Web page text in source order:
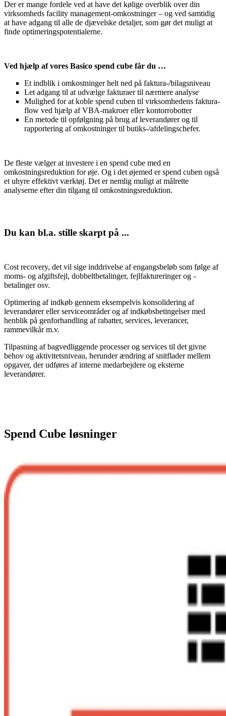
Der er mange fordele ved at have det kølige overblik over din
virksomheds facility management-omkostninger – og ved samtidig
at have adgang til alle de djævelske detaljer, som gør det muligt at
finde optimeringspotentialerne.
Ved hjælp af vores Basico spend cube får du …
Et indblik i omkostninger helt ned på faktura-/bilagsniveau
Let adgang til at udvælge fakturaer til nærmere analyse
Mulighed for at koble spend cuben til virksomhedens faktura-
flow ved hjælp af VBA-makroer eller kontorrobotter
En metode til opfølgning på brug af leverandører og til
rapportering af omkostninger til butiks-/afdelingschefer.
De fleste vælger at investere i en spend cube med en
omkostningsreduktion for øje. Og i det øjemed er spend cuben også
et uhyre effektivt værktøj. Det er nemlig muligt at målrette
analyserne efter din tilgang til omkostningsreduktion.
Du kan bl.a. stille skarpt på ...
Cost recovery, det vil sige inddrivelse af engangsbeløb som følge af
moms- og afgiftsfejl, dobbeltbetalinger, fejlfaktureringer og -
betalinger osv.
Optimering af indkøb gennem eksempelvis konsolidering af
leverandører eller serviceområder og af indkøbsbetingelser med
henblik på genforhandling af rabatter, services, leverancer,
rammevilkår m.v.
Tilpasning af bagvedliggende processer og services til det givne
behov og aktivitetsniveau, herunder ændring af snitflader mellem
opgaver, der udføres af interne medarbejdere og eksterne
leverandører.
Spend Cube løsninger